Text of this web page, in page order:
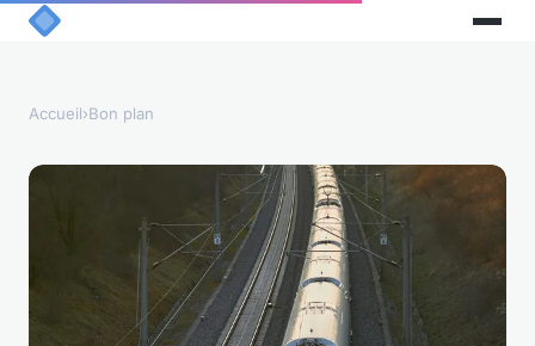
Accueil›Bon plan